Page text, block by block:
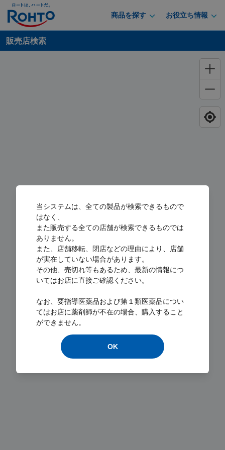
商品を探す お役立ち情報
販売店検索
Loading...
当システムは、全ての製品が検索できるもので
はなく、
また販売する全ての店舗が検索できるものでは
ありません。
また、店舗移転、閉店などの理由により、店舗
が実在していない場合があります。
その他、売切れ等もあるため、最新の情報につ
いてはお店に直接ご確認ください。
なお、要指導医薬品および第１類医薬品につい
てはお店に薬剤師が不在の場合、購入すること
ができません。
OK